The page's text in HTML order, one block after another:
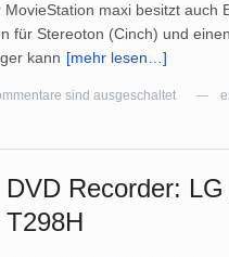
maxi besitzt auch
für Stereoton (Cinch) und
kann [mehr lesen…]
sind ausgeschaltet —
DVD Recorder:
T298H